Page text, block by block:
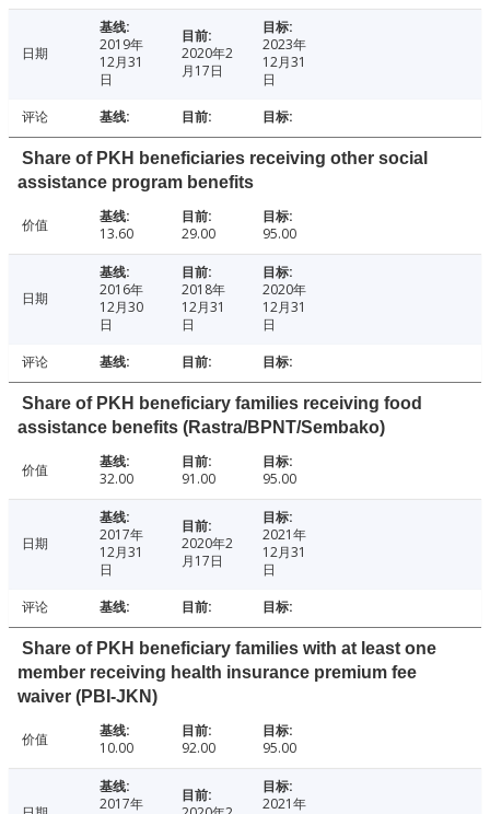
日期
2019年
12月31
日
2020年2
月17日
2023年
12月31
日
评论
Share of PKH beneficiaries receiving other social
assistance program benefits
价值 13.60 29.00 95.00
日期
2016年
12月30
日
2018年
12月31
日
2020年
12月31
日
评论
Share of PKH beneficiary families receiving food
assistance benefits (Rastra/BPNT/Sembako)
价值 32.00 91.00 95.00
日期
2017年
12月31
日
2020年2
月17日
2021年
12月31
日
评论
Share of PKH beneficiary families with at least one
member receiving health insurance premium fee
waiver (PBI-JKN)
价值 10.00 92.00 95.00
2017年
2021年